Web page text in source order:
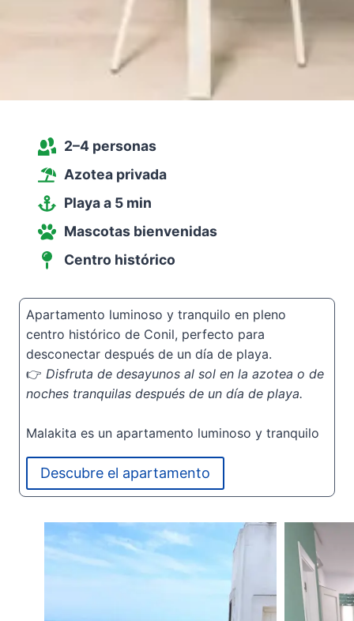
2–4 personas
Azotea privada
Playa a 5 min
Mascotas bienvenidas
Centro histórico
Apartamento luminoso y tranquilo en pleno
centro histórico de Conil, perfecto para
desconectar después de un día de playa.
👉 Disfruta de desayunos al sol en la azotea o de
noches tranquilas después de un día de playa.
Malakita es un apartamento luminoso y tranquilo
Frontera, ideal para quienes buscan una estancia
relajada cerca de todo.
zonas de ocio, combina una ubicación excelente
con un ambiente cómodo y acogedor.
Uno de sus mayores atractivos es la azotea
privada, perfecta para disfrutar del sol, desayunar
al aire libre o relajarse al final del día en un
Descubre el apartamento